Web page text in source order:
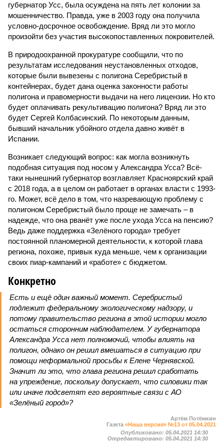
губернатор Усс, была осуждена на пять лет колонии за
мошенничество. Правда, уже в 2003 году она получила
условно-досрочное освобождение. Вряд ли это могло
произойти без участия высокопоставленных покровителей.
В природоохранной прокуратуре сообщили, что по
результатам исследования неустановленных отходов,
которые были вывезены с полигона Серебристый в
контейнерах, будет дана оценка законности работы
полигона и правомерности выдачи на него лицензии. Но кто
будет оплачивать рекультивацию полигона? Вряд ли это
будет Сергей Колбасинский. По некоторым данным,
бывший начальник убойного отдела давно живёт в
Испании.
Возникает следующий вопрос: как могла возникнуть
подобная ситуация под носом у Александра Усса? Всё-
таки нынешний губернатор возглавляет Красноярский край
с 2018 года, а в целом он работает в органах власти с 1993-
го. Может, всё дело в том, что назревающую проблему с
полигоном Серебристый было проще не замечать – в
надежде, что она рванёт уже после ухода Усса на пенсию?
Ведь даже поддержка «Зелёного города» требует
постоянной планомерной деятельности, к которой глава
региона, похоже, привык куда меньше, чем к организации
своих пиар-кампаний и «работе» с бюджетом.
Конкретно
Есть и ещё один важный момент. Серебристый
подлежит федеральному экологическому надзору, и
потому правительство региона в этой истории могло
остаться сторонним наблюдателем. У губернатора
Александра Усса нет полномочий, чтобы влиять на
полигон, однако он решил вмешаться в ситуацию при
помощи неформальной просьбы к Елене Чернявской.
Значит ли это, что глава региона решил сработать
на упреждение, поскольку допускает, что силовики так
или иначе подсветят его вероятные связи с АО
«Зелёный город»?
Артём Потёмкин
Газета «Наша версия» №13 от 05.04.2021
Опубликовано: 05.04.2021 14:30
Отредактировано: 05.04.2021 14:30